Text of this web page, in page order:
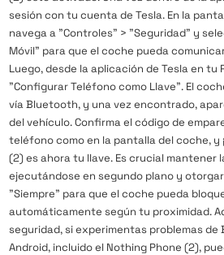
sesión con tu cuenta de Tesla. En la
navega a "Controles" > "Seguridad" y
Móvil" para que el coche pueda
Luego, desde la aplicación de Tesla en tu
"Configurar Teléfono como Llave". El
vía Bluetooth, y una vez encontrado,
del vehículo. Confirma el código de
teléfono como en la pantalla del coche, y
(2) es ahora tu llave. Es crucial mantener
ejecutándose en segundo plano y
"Siempre" para que el coche pueda
automáticamente según tu proximidad.
seguridad, si experimentas problemas
Android, incluido el Nothing Phone (2),